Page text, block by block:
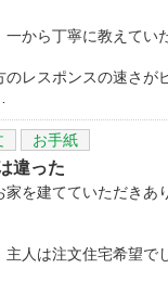
から丁寧に教えてい
のレスポンスの速さが
お手紙
違った
家を建てていただきあ
人は注文住宅希望で